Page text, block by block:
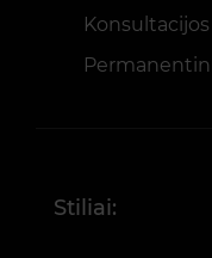
Konsultacijos
Stiliai: